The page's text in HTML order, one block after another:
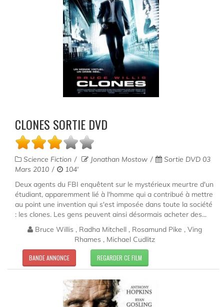
CLONES SORTIE DVD
Science Fiction Jonathan Mostow
Sortie DVD 03
Mars 2010
104'
Deux agents du FBI enquêtent sur le mystérieux meurtre d'un
étudiant, apparemment lié à l'homme qui a contribué à mettre
au point une invention qui s'est imposée dans toute la société
: les clones. Les gens peuvent ainsi désormais acheter des...
Bruce Willis , Radha Mitchell , Rosamund Pike , Ving
Rhames , Michael Cudlitz
BANDE ANNONCE REGARDER CE FILM